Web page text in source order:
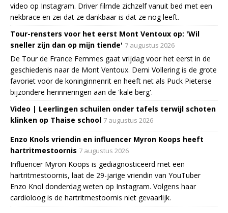
video op Instagram. Driver filmde zichzelf vanuit bed met een
nekbrace en zei dat ze dankbaar is dat ze nog leeft.
Tour-rensters voor het eerst Mont Ventoux op: 'Wil
sneller zijn dan op mijn tiende' 7 augustus 2026
De Tour de France Femmes gaat vrijdag voor het eerst in de
geschiedenis naar de Mont Ventoux. Demi Vollering is de grote
favoriet voor de koninginnenrit en heeft net als Puck Pieterse
bijzondere herinneringen aan de 'kale berg'.
Video | Leerlingen schuilen onder tafels terwijl schoten
klinken op Thaise school 7 augustus 2026
Enzo Knols vriendin en influencer Myron Koops heeft
hartritmestoornis 7 augustus 2026
Influencer Myron Koops is gediagnosticeerd met een
hartritmestoornis, laat de 29-jarige vriendin van YouTuber
Enzo Knol donderdag weten op Instagram. Volgens haar
cardioloog is de hartritmestoornis niet gevaarlijk.